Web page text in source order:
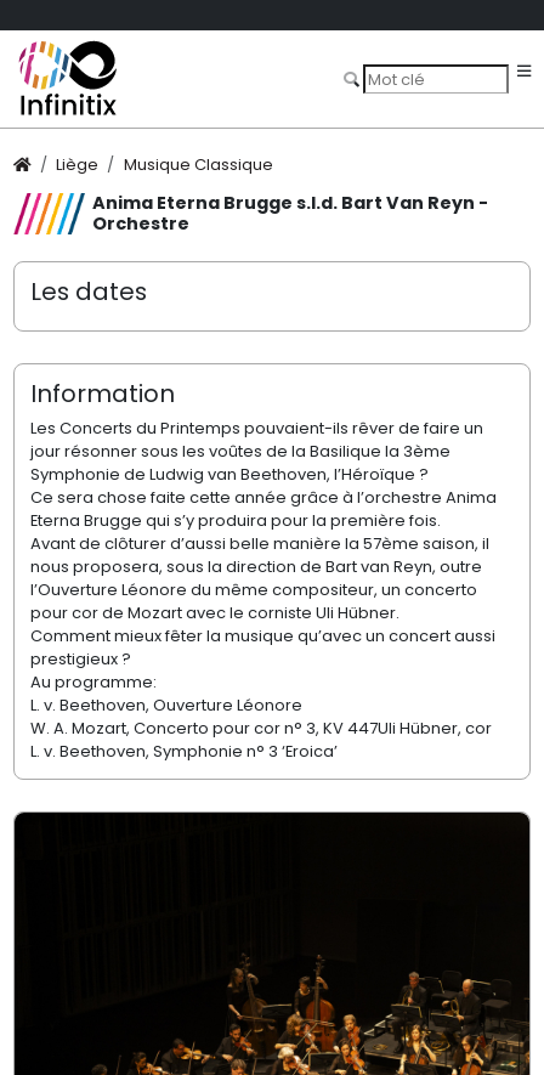
Liège Musique Classique
Anima Eterna Brugge s.l.d. Bart Van Reyn -
Orchestre
Les dates
Information
Les Concerts du Printemps pouvaient-ils rêver de faire un
jour résonner sous les voûtes de la Basilique la 3ème
Symphonie de Ludwig van Beethoven, l’Héroïque ?
Ce sera chose faite cette année grâce à l’orchestre Anima
Eterna Brugge qui s’y produira pour la première fois.
Avant de clôturer d’aussi belle manière la 57ème saison, il
nous proposera, sous la direction de Bart van Reyn, outre
l’Ouverture Léonore du même compositeur, un concerto
pour cor de Mozart avec le corniste Uli Hübner.
Comment mieux fêter la musique qu’avec un concert aussi
prestigieux ?
Au programme:
L. v. Beethoven, Ouverture Léonore
W. A. Mozart, Concerto pour cor n° 3, KV 447Uli Hübner, cor
L. v. Beethoven, Symphonie n° 3 ‘Eroica’